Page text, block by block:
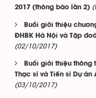
2017 (thông báo lần 2)
Buổi giới thiệu
ĐHBK Hà Nội và Tập
(02/10/2017)
Buổi giới thiệu thông
Thạc sĩ và Tiến sĩ Dự án
(03/10/2017)